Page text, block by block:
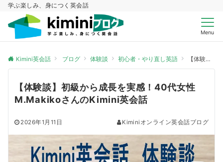
学ぶ楽しみ、身につく英会話
Menu
Kimini英会話 ブログ 体験談 初心者・やり直し英語 【体験談】初級から成長を実感！40代女性M.MakikoさんのKimini英会話
【体験談】初級から成長を実感！40代女性
M.MakikoさんのKimini英会話
2026年1月11日 Kiminiオンライン英会話ブログ